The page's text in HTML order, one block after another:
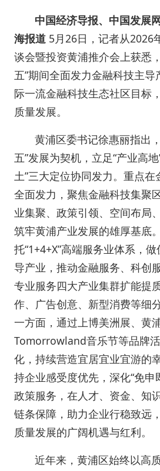
中国经济导报、中国发展
海报道 5月26日，记者从2026
谈会暨投资黄浦推介会上获悉
五”期间全面发力金融科技主
际一流金融科技生态社区目标
质量发展。
黄浦区委书记徐惠丽指出
五”发展为契机，立足“产业高地
土”三大定位协同发力。重点
全面发力，聚焦金融科技集聚
业集聚、政策引领、空间布局
筑牢黄浦产业发展的雄厚基底
托“1+4+X”高端服务业体系，
导产业，推动金融服务、科创
专业服务四大产业集群扩能提
作、广告创意、新型消费等细
一方面，通过上博美洲展、黄
Tomorrowland音乐节等品牌
化，持续营造宜居宜业宜游的
持企业感受度优先，深化“免申
政策服务，在人才、资金、知
链条保障，助力企业行稳致远
质量发展的广阔机遇与红利。
近年来，黄浦区始终以高